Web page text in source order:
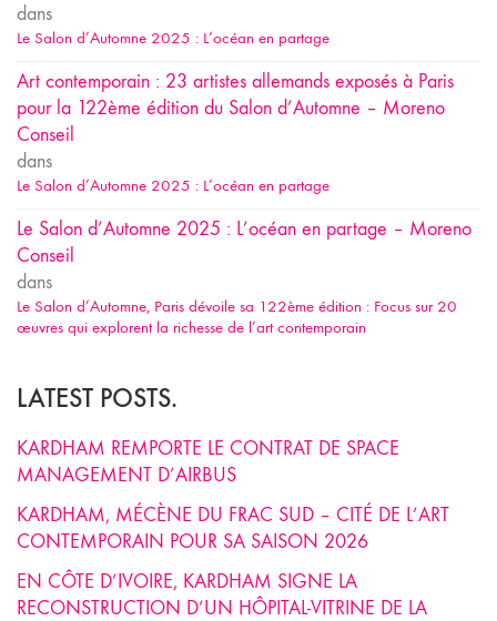
dans
Le Salon d’Automne 2025 : L’océan en partage
Art contemporain : 23 artistes allemands exposés à Paris
pour la 122ème édition du Salon d’Automne – Moreno
Conseil
dans
Le Salon d’Automne 2025 : L’océan en partage
Le Salon d’Automne 2025 : L’océan en partage – Moreno
Conseil
dans
Le Salon d’Automne, Paris dévoile sa 122ème édition : Focus sur 20
œuvres qui explorent la richesse de l’art contemporain
LATEST POSTS.
KARDHAM REMPORTE LE CONTRAT DE SPACE
MANAGEMENT D’AIRBUS
KARDHAM, MÉCÈNE DU FRAC SUD – CITÉ DE L’ART
CONTEMPORAIN POUR SA SAISON 2026
EN CÔTE D’IVOIRE, KARDHAM SIGNE LA
RECONSTRUCTION D’UN HÔPITAL-VITRINE DE LA